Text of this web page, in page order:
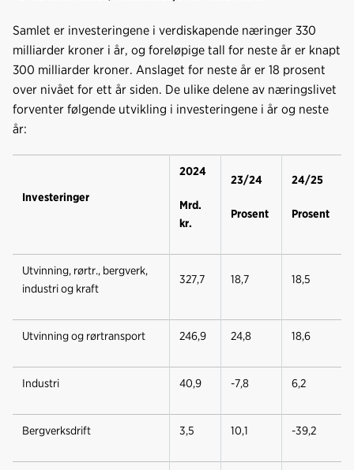
Samlet er investeringene i verdiskapende næringer 330
milliarder kroner i år, og foreløpige tall for neste år er knapt
300 milliarder kroner. Anslaget for neste år er 18 prosent
over nivået for ett år siden. De ulike delene av næringslivet
forventer følgende utvikling i investeringene i år og neste
år:
Investeringer
2024
Mrd.
kr.
23/24
Prosent
24/25
Prosent
Utvinning, rørtr., bergverk,
industri og kraft
327,7 18,7 18,5
Utvinning og rørtransport 246,9 24,8 18,6
Industri 40,9 -7,8 6,2
Bergverksdrift 3,5 10,1 -39,2